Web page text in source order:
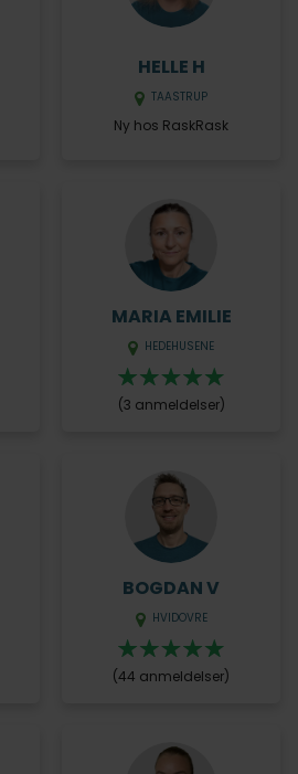
HELLE H
TAASTRUP
Ny hos RaskRask
MARIA EMILIE
HEDEHUSENE
(3 anmeldelser)
BOGDAN V
HVIDOVRE
(44 anmeldelser)